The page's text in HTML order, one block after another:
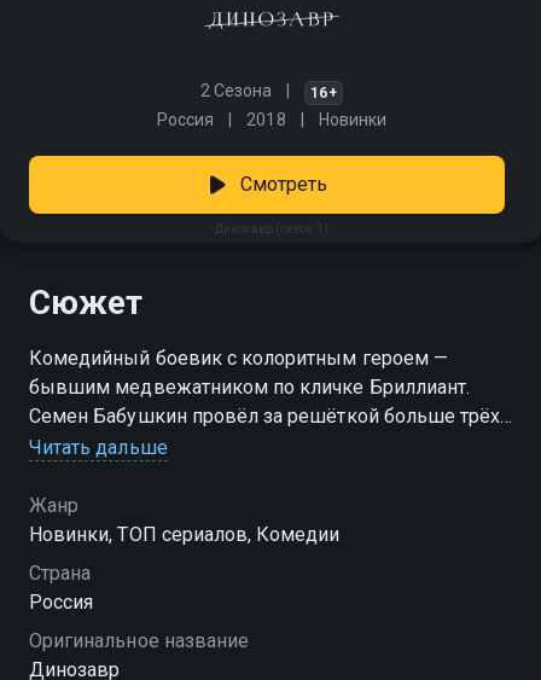
2 Сезона 16+
Россия 2018 Новинки
Динозавр (сезон 1)
Смотреть
Сюжет
Комедийный боевик с колоритным героем —
бывшим медвежатником по кличке Бриллиант.
Семен Бабушкин провёл за решёткой больше трёх
десятков лет и был уверен, что от прошлого ничего
взрослый сын, и тот работает в Следственном
комитете. Когда Христофорова подставляют, а его
дочери грозит беда, Бабушкин сбегает из тюрьмы —
не чтобы скрыться, а чтобы помочь. Опыт ушлого
и родственные связи, о которых никто и не
Читать дальше
Жанр
Новинки, ТОП сериалов, Комедии
Страна
Россия
Оригинальное название
Динозавр